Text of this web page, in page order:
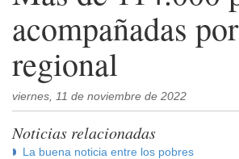
acompañadas
regional
viernes, 11 de noviembre de 2022
Noticias relacionadas
La buena noticia entre los pobres